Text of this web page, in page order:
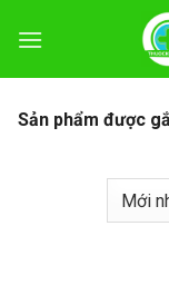
đến
Sản phẩm được